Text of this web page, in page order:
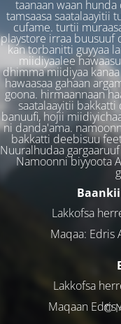
taanaan waan
tamsaasa saatalaayitii
cufame. turtii
playstore irraa buusuuf
kan torbanitti guyyaa
miidiyaalee
dhimma miidiyaa
hawaasaa gahaan
goona. hirmaannaan
saatalaayitii
banuufi, hojii
ni danda'ama.
bakkatti deebisuu
Nuuralhudaa gargaaruuf
Namoonni biyyoota
Lakkofsa
Maqaa: Edris
Lakkofsa
Maqaan
©